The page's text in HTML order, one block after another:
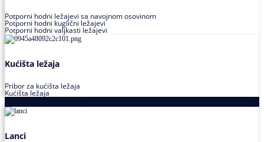
Potporni hodni ležajevi sa navojnom osovinom
Potporni hodni kuglični ležajevi
Potporni hodni valjkasti ležajevi
Kućišta ležaja
Pribor za kućišta ležaja
Kućišta ležaja
Lanci